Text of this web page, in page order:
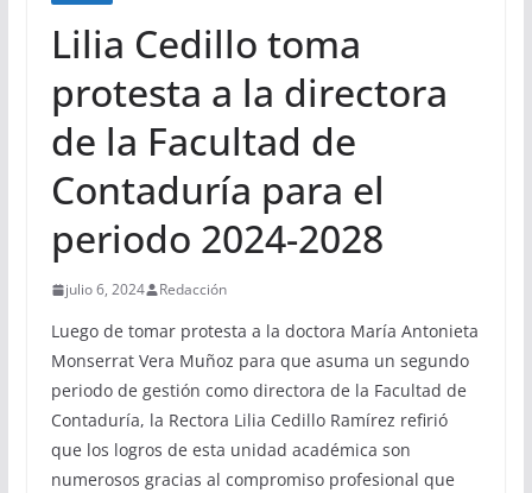
Lilia Cedillo toma
protesta a la directora
de la Facultad de
Contaduría para el
periodo 2024-2028
julio 6, 2024 Redacción
Luego de tomar protesta a la doctora María Antonieta
Monserrat Vera Muñoz para que asuma un segundo
periodo de gestión como directora de la Facultad de
Contaduría, la Rectora Lilia Cedillo Ramírez refirió
que los logros de esta unidad académica son
numerosos gracias al compromiso profesional que